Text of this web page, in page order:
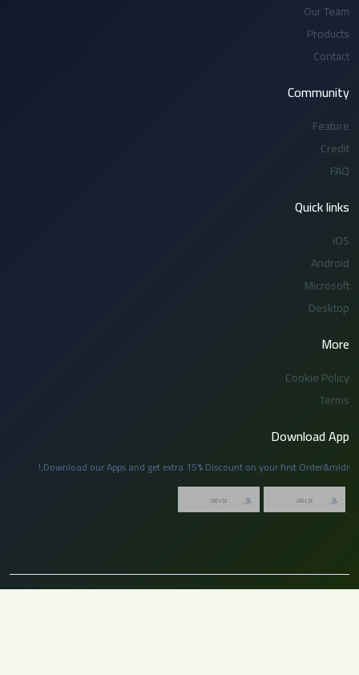
Our Team
Products
Contact
Community
Feature
Credit
FAQ
Quick links
iOS
Android
Microsoft
Desktop
More
Cookie Policy
Terms
Download App
Download our Apps and get extra 15% Discount on your first Order&mldr;!